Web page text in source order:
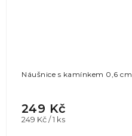
Náušnice s kamínkem 0,6 cm
249 Kč
Měrná
249 Kč / 1 ks